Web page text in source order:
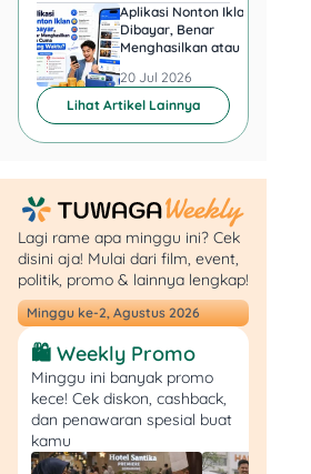
proses perceraian bisa
diselesaikan secara prodeo
(gratis).
8. Surat Keterangan
Ghoib
Kalau suami/istri ghoib
atau nggak diketahui di
mana keberadaannya,
penggugat perlu
melampirkan Surat
Keterangan Ghoib dari
Kelurahan yang diketahui
oleh camat. Jangan lupa
cantumkan juga waktu
ghoibnya atau
menghilangnya sejak
kapan, ya
Aplikasi Nonton Iklan
Dibayar, Benar
Menghasilkan atau Cuma
20 Jul 2026
Lihat Artikel Lainnya
Lagi rame apa minggu ini? Cek
disini aja! Mulai dari film, event,
politik, promo & lainnya lengkap!
Minggu ke-2, Agustus 2026
🛍️ Weekly Promo
Minggu ini banyak promo
kece! Cek diskon, cashback,
dan penawaran spesial buat
kamu